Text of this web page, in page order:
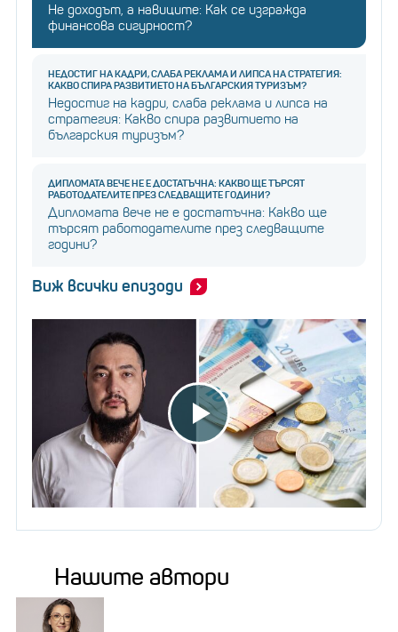
Не доходът, а навиците: Как се изгражда
финансова сигурност?
НЕДОСТИГ НА КАДРИ, СЛАБА РЕКЛАМА И ЛИПСА НА СТРАТЕГИЯ:
КАКВО СПИРА РАЗВИТИЕТО НА БЪЛГАРСКИЯ ТУРИЗЪМ?
Недостиг на кадри, слаба реклама и липса на
стратегия: Какво спира развитието на
българския туризъм?
ДИПЛОМАТА ВЕЧЕ НЕ Е ДОСТАТЪЧНА: КАКВО ЩЕ ТЪРСЯТ
РАБОТОДАТЕЛИТЕ ПРЕЗ СЛЕДВАЩИТЕ ГОДИНИ?
Дипломата вече не е достатъчна: Какво ще
търсят работодателите през следващите
години?
Виж всички епизоди
Нашите автори